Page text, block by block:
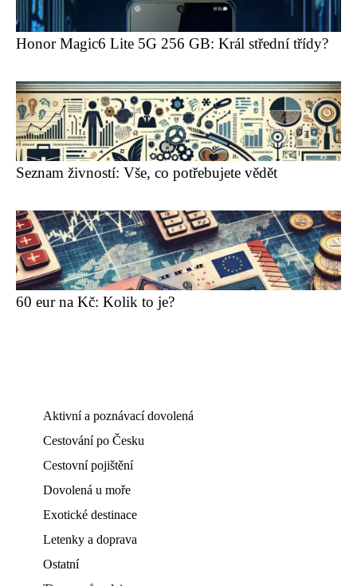
Honor Magic6 Lite 5G 256 GB: Král střední třídy?
Seznam živností: Vše, co potřebujete vědět
60 eur na Kč: Kolik to je?
Aktivní a poznávací dovolená
Cestování po Česku
Cestovní pojištění
Dovolená u moře
Exotické destinace
Letenky a doprava
Ostatní